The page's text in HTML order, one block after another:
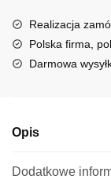
a
t
i
Realizacja
Polska firma,
Darmowa
Opis
Dodatkowe